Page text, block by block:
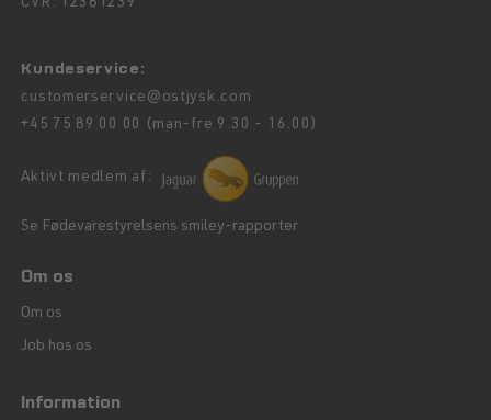
CVR: 12381239
Kundeservice:
customerservice@ostjysk.com
+45 75 89 00 00 (man-fre 9.30 - 16.00)
Aktivt medlem af:
Se Fødevarestyrelsens smiley-rapporter
Om os
Om os
Job hos os
Information